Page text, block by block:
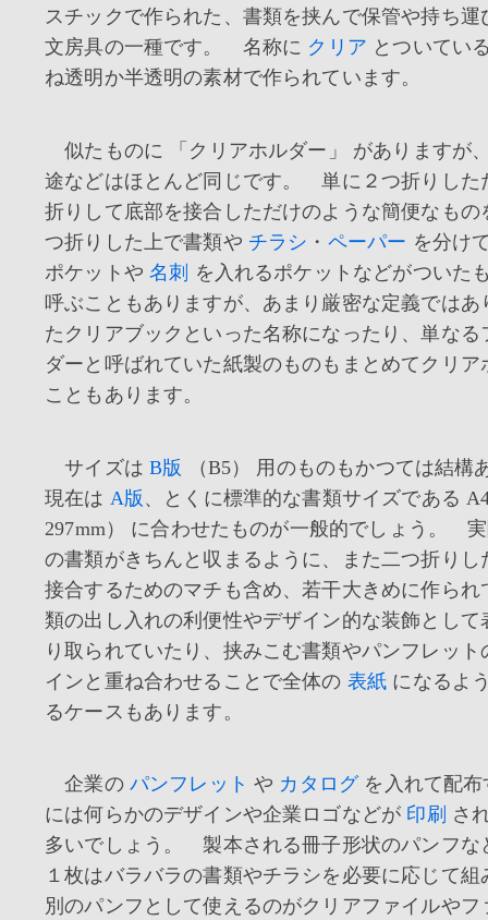
スチックで作られた、書類を挟んで保管や持ち運
文房具の一種です。 名称に クリア とついてい
ね透明か半透明の素材で作られています。
似たものに 「クリアホルダー」 がありますが
途などはほとんど同じです。 単に２つ折りした
折りして底部を接合しただけのような簡便なもの
つ折りした上で書類や チラシ ・ ペーパー を分け
ポケットや名刺 を入れるポケットなどがついた
呼ぶこともありますが、あまり厳密な定義では
たクリアブックといった名称になったり、単なる
ダーと呼ばれていた紙製のものもまとめてクリア
こともあります。
サイズはB版
（B5） 用のものもかつては結構
現在は A版 、とくに標準的な書類サイズである
297mm） に合わせたものが一般的でしょう。
の書類がきちんと収まるように、また二つ折りし
接合するためのマチも含め、若干大きめに作ら
類の出し入れの利便性やデザイン的な装飾として
り取られていたり、挟みこむ書類やパンフレット
インと重ね合わせることで全体の 表紙 になるよ
るケースもあります。
企業の パンフレット や カタログを入れて配布
には何らかのデザインや企業ロゴなどが 印刷 さ
多いでしょう。 製本される冊子形状のパンフな
１枚はバラバラの書類やチラシを必要に応じて組
別のパンフとして使えるのがクリアファイルやフ